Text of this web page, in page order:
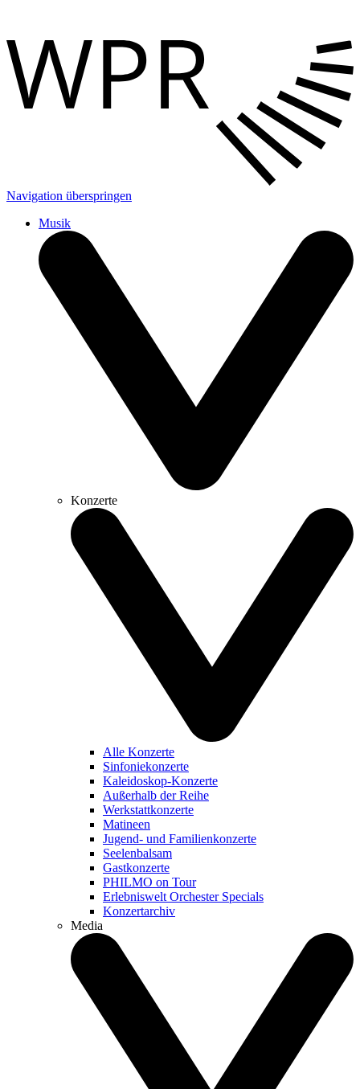
Navigation überspringen
Musik
Konzerte
Alle Konzerte
Sinfoniekonzerte
Kaleidoskop-Konzerte
Außerhalb der Reihe
Werkstattkonzerte
Matineen
Jugend- und Familienkonzerte
Seelenbalsam
Gastkonzerte
PHILMO on Tour
Erlebniswelt Orchester Specials
Konzertarchiv
Media